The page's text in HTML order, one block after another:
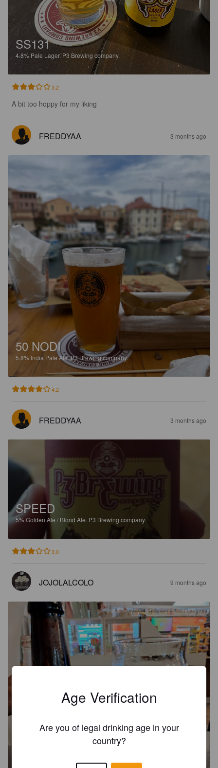
SS131
4.8% Pale Lager.P3 Brewing company.
3.2
A bit too hoppy for my liking
FREDDYAA 3 months ago
50 NODI
5.8% India Pale Ale.P3 Brewing company.
4.2
FREDDYAA 3 months ago
SPEED
5% Golden Ale / Blond Ale. P3 Brewing company.
3.0
JOJOLALCOLO 9 months ago
Age Verification
Are you of legal drinking age in your
country?